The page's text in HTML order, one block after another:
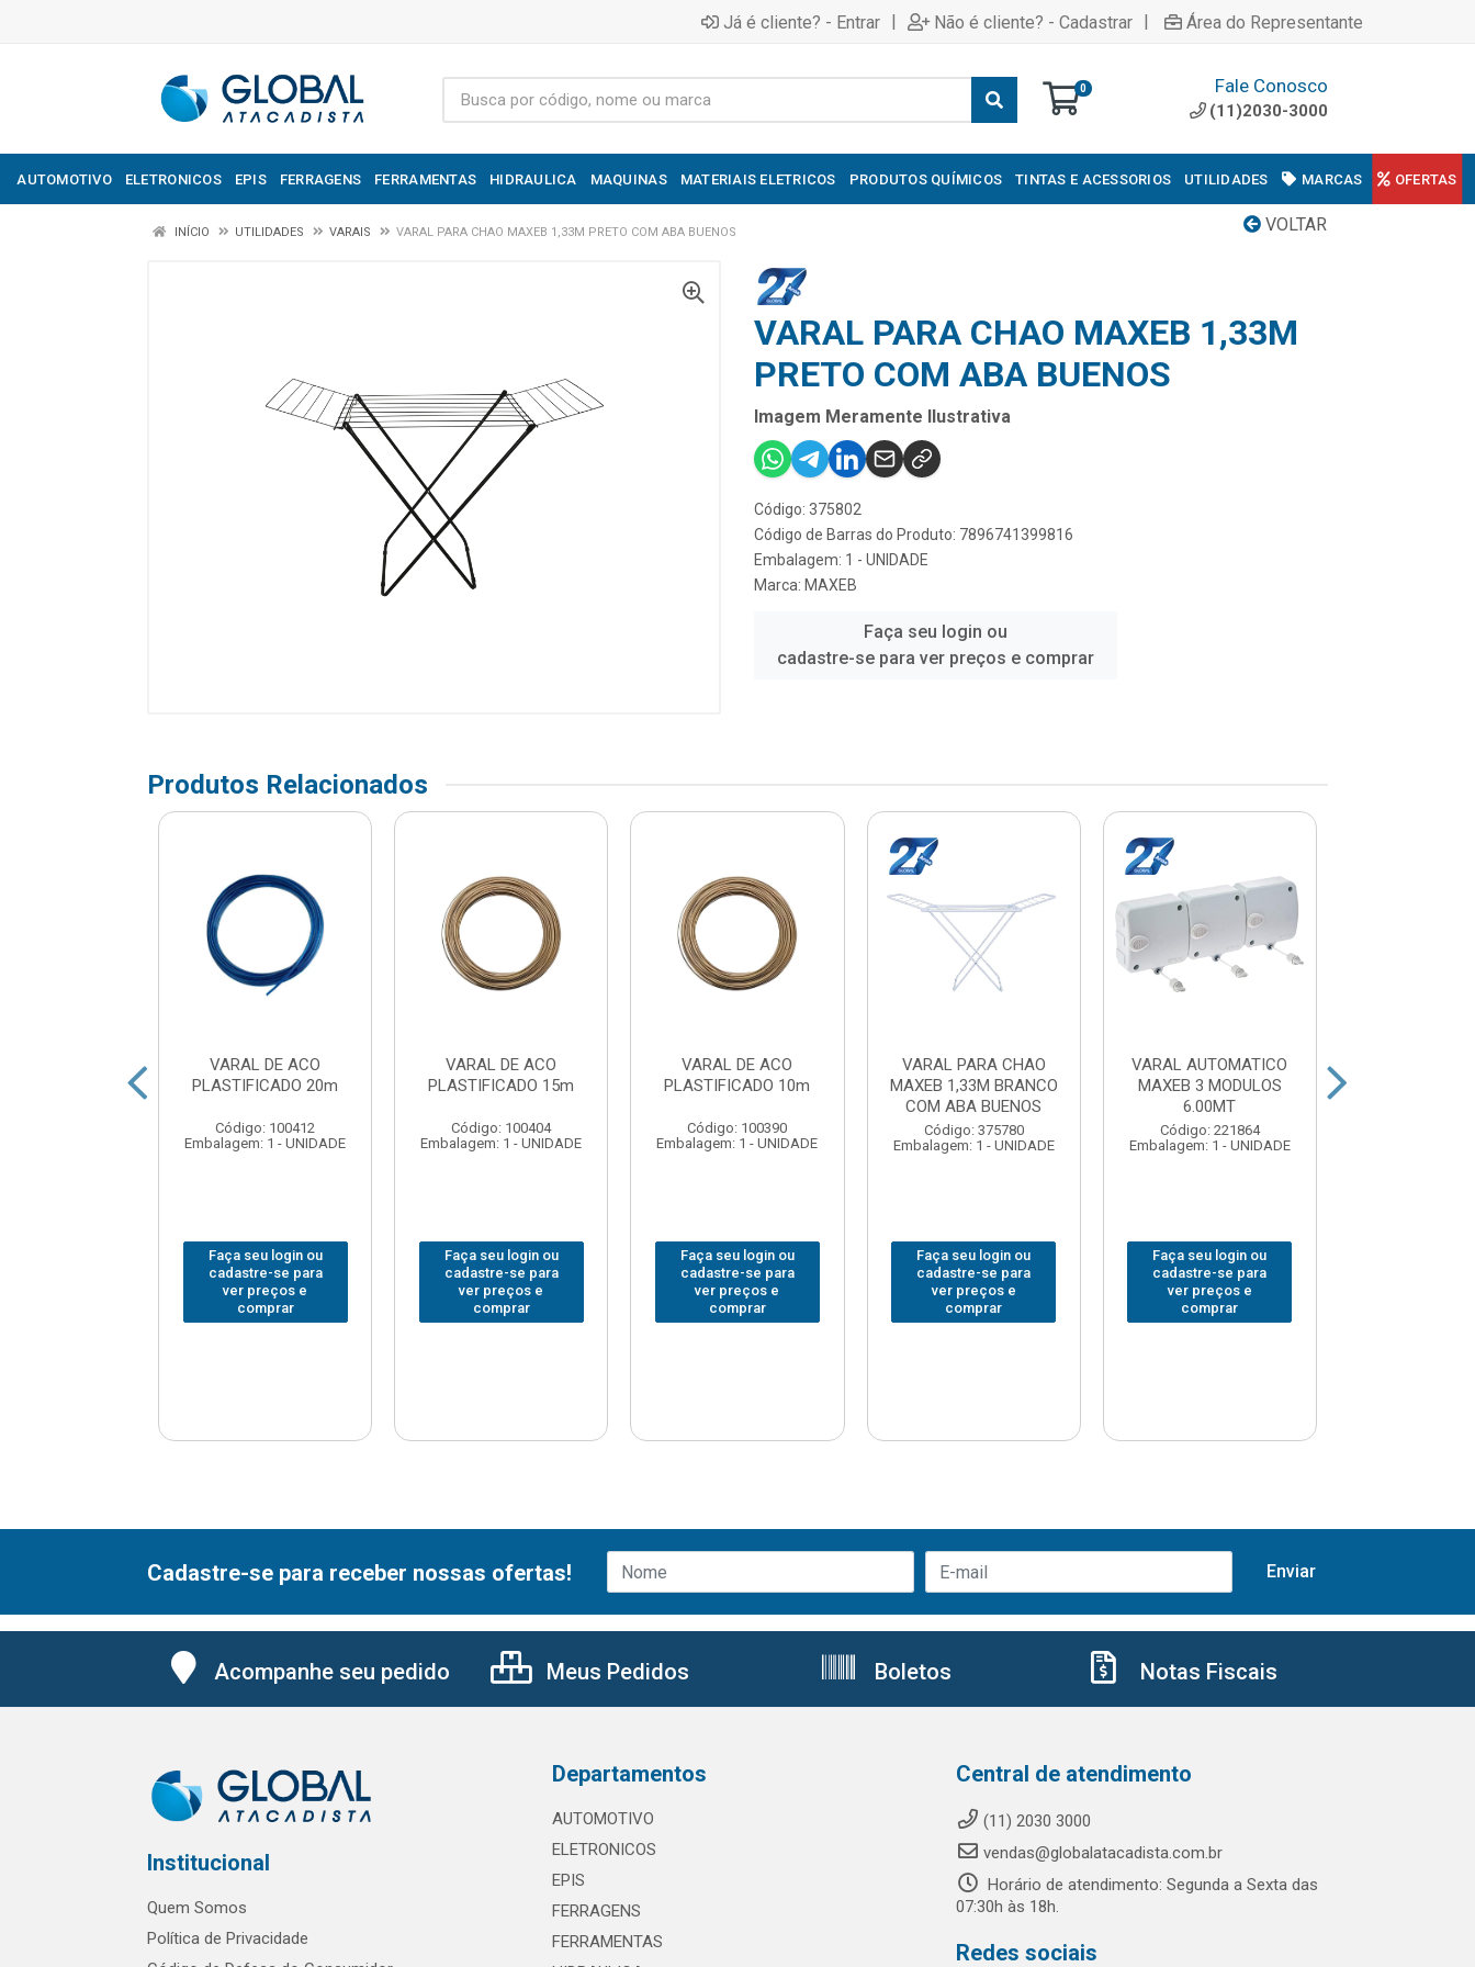
Já é cliente? - Entrar | Não é cliente? - Cadastrar | Área do Representante
0 Fale Conosco
(11)2030-3000
AUTOMOTIVO ELETRONICOS EPIS FERRAGENS FERRAMENTAS HIDRAULICA MAQUINAS MATERIAIS ELETRICOS PRODUTOS QUÍMICOS TINTAS E ACESSORIOS UTILIDADES MARCAS OFERTAS
VOLTAR
INÍCIO UTILIDADES VARAIS VARAL PARA CHAO MAXEB 1,33M PRETO COM ABA BUENOS
VARAL PARA CHAO MAXEB 1,33M
PRETO COM ABA BUENOS
Imagem Meramente Ilustrativa
Código: 375802
Código de Barras do Produto: 7896741399816
Embalagem: 1 - UNIDADE
Marca: MAXEB
Faça seu login ou
cadastre-se para ver preços e comprar
Produtos Relacionados
VARAL DE ACO
PLASTIFICADO 20m
Código: 100412
Embalagem: 1 - UNIDADE
Faça seu login ou
cadastre-se para
ver preços e
comprar
VARAL DE ACO
PLASTIFICADO 15m
Código: 100404
Embalagem: 1 - UNIDADE
Faça seu login ou
cadastre-se para
ver preços e
comprar
VARAL DE ACO
PLASTIFICADO 10m
Código: 100390
Embalagem: 1 - UNIDADE
Faça seu login ou
cadastre-se para
ver preços e
comprar
VARAL PARA CHAO
MAXEB 1,33M BRANCO
COM ABA BUENOS
Código: 375780
Embalagem: 1 - UNIDADE
Faça seu login ou
cadastre-se para
ver preços e
comprar
VARAL AUTOMATICO
MAXEB 3 MODULOS
6.00MT
Código: 221864
Embalagem: 1 - UNIDADE
Faça seu login ou
cadastre-se para
ver preços e
comprar
Cadastre-se para receber nossas ofertas!
Acompanhe seu pedido Meus Pedidos Boletos Notas Fiscais
Institucional
Quem Somos
Política de Privacidade
Departamentos
AUTOMOTIVO
ELETRONICOS
EPIS
FERRAGENS
FERRAMENTAS
Central de atendimento
(11) 2030 3000
vendas@globalatacadista.com.br
Horário de atendimento: Segunda a Sexta das
07:30h às 18h.
Redes sociais